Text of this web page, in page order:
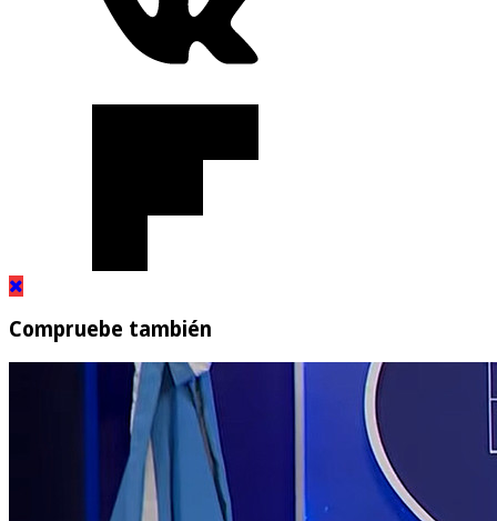
Compruebe también